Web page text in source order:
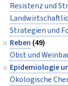
Resistenz und
Strategien und
Reben (49)
Obst und
Epidemiologie
Ökologische